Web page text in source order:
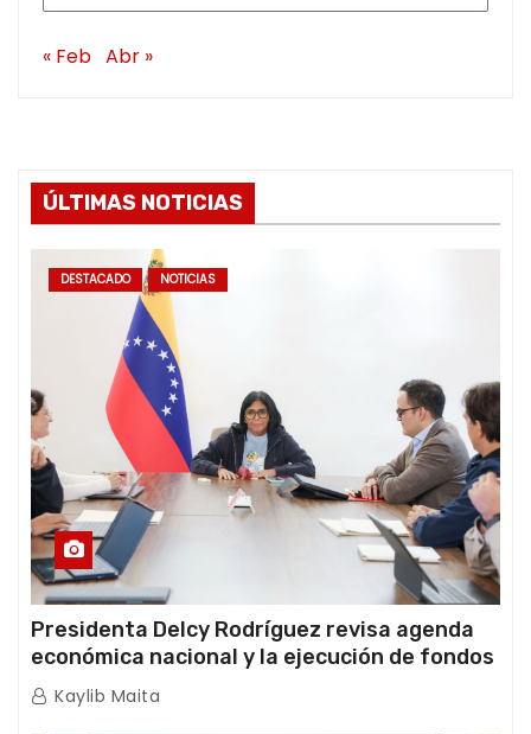
« Feb Abr »
ÚLTIMAS NOTICIAS
DESTACADO NOTICIAS
Presidenta Delcy Rodríguez revisa agenda
económica nacional y la ejecución de fondos
de emergencia post-sismos
Kaylib Maita